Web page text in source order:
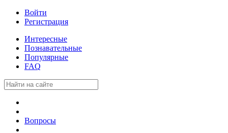
Войти
Регистрация
Интересные
Познавательные
Популярные
FAQ
Вопросы